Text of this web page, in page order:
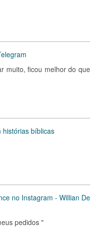
muito, ficou melhor do que
histórias bíblicas
no Instagram - Willian De
pedidos "